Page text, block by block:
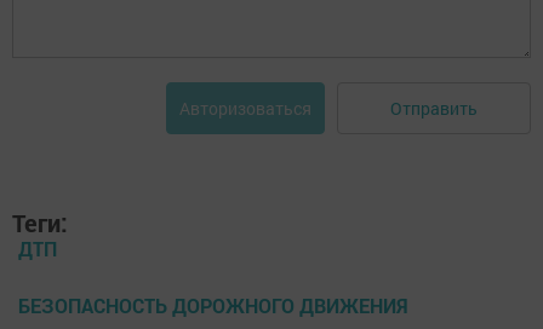
Авторизоваться Отправить
Теги:
ДТП
БЕЗОПАСНОСТЬ ДОРОЖНОГО ДВИЖЕНИЯ